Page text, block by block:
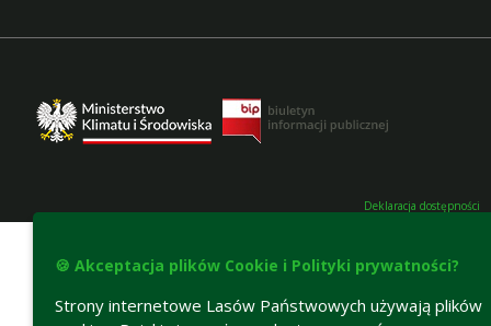
Deklaracja dostępności
🍪 Akceptacja plików Cookie i Polityki prywatności?
Strony internetowe Lasów Państwowych używają plików